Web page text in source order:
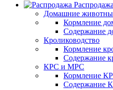
Распродажа
Домашние
Кормление
Содержание
Кролиководство
Кормление
Содержание
КРС и МРС
Кормление
Содержание